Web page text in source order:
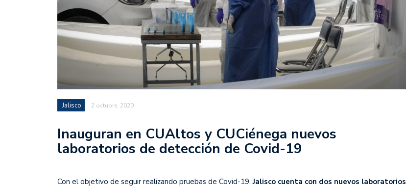
Jalisco 2 octubre, 2020
Inauguran en CUAltos y CUCiénega nuevos
laboratorios de detección de Covid-19
Con el objetivo de seguir realizando pruebas de Covid-19, Jalisco cuenta con dos nuevos laboratorios